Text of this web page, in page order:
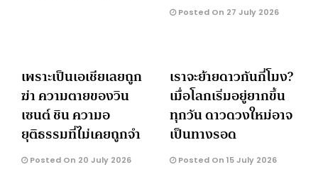
Posted On 27 July 2026
เพราะเป็นเอเชียเลยถูก
ฆ่า ความตายของวิน
เซนต์ ชิน ความอ
ยุติธรรมที่ไม่เคยถูกจำ
Posted On 20 July 2026
เราจะย้ายดาวกันกี่โมง?
เมื่อโลกเริ่มอยู่ยากขึ้น
ทุกวัน ดาวดวงใหม่อาจ
เป็นทางรอด
Posted On 15 July 2026